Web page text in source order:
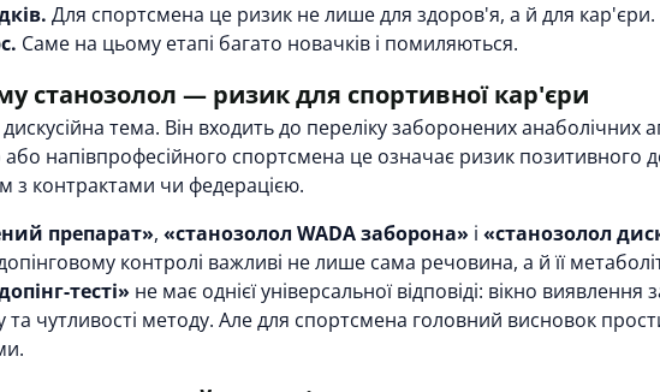
Для спортсмена це ризик не лише для здоров'я, а й для кар'єри.
Саме на цьому етапі багато новачків і помиляються.
станозолол — ризик для спортивної кар'єри
тема. Він входить до переліку заборонених анаболічних
напівпрофесійного спортсмена це означає ризик позитивного
з контрактами чи федерацією.
препарат», «станозолол WADA заборона» і «станозолол
контролі важливі не лише сама речовина, а й її
тесті» не має однієї універсальної відповіді: вікно
та чутливості методу. Але для спортсмена головний висновок